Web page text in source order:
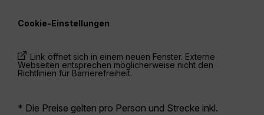
Cookie-Einstellungen
Link öffnet sich in einem neuen Fenster. Externe
Webseiten entsprechen möglicherweise nicht den
Richtlinien für Barrierefreiheit.
* Die Preise gelten pro Person und Strecke inkl.